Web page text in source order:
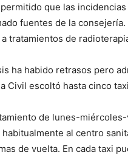
que las
fuentes de la
tratamientos de
ha habido retrasos pero
Civil escoltó hasta cinco
de lunes-
al centro
de vuelta. En cada taxi